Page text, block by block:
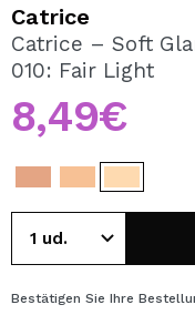
Durch die Erstellung
können Sie Ihre
Bestellungen
einsehen.
Catrice
Catrice – Soft
010: Fair Light
8,49€
Bestätigen Sie Ihre